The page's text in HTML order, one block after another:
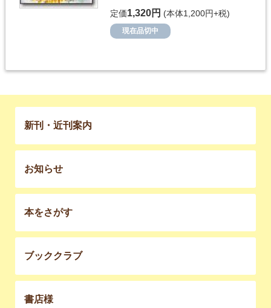
定価1,320円 (本体1,200円+税)
現在品切中
新刊・近刊案内
お知らせ
本をさがす
ブッククラブ
書店様